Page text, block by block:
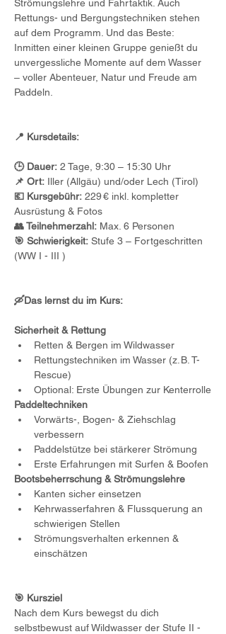
Strömungslehre und Fahrtaktik. Auch
Rettungs- und Bergungstechniken stehen
auf dem Programm. Und das Beste:
Inmitten einer kleinen Gruppe genießt du
unvergessliche Momente auf dem Wasser
– voller Abenteuer, Natur und Freude am
Paddeln.
📍 Kursdetails:
🕒 Dauer: 2 Tage, 9:30 – 15:30 Uhr
📌 Ort: Iller (Allgäu) und/oder Lech (Tirol)
💶 Kursgebühr: 229 € inkl. kompletter
Ausrüstung & Fotos
👥 Teilnehmerzahl: Max. 6 Personen
🎯 Schwierigkeit: Stufe 3 – Fortgeschritten
(WW I - III )
🛶Das lernst du im Kurs:
Sicherheit & Rettung
Retten & Bergen im Wildwasser
Rettungstechniken im Wasser (z. B. T-
Rescue)
Optional: Erste Übungen zur Kenterrolle
Paddeltechniken
Vorwärts-, Bogen- & Ziehschlag
verbessern
Paddelstütze bei stärkerer Strömung
Erste Erfahrungen mit Surfen & Boofen
Bootsbeherrschung & Strömungslehre
Kanten sicher einsetzen
Kehrwasserfahren & Flussquerung an
schwierigen Stellen
Strömungsverhalten erkennen &
einschätzen
🎯 Kursziel
Nach dem Kurs bewegst du dich
selbstbewust auf Wildwasser der Stufe II -